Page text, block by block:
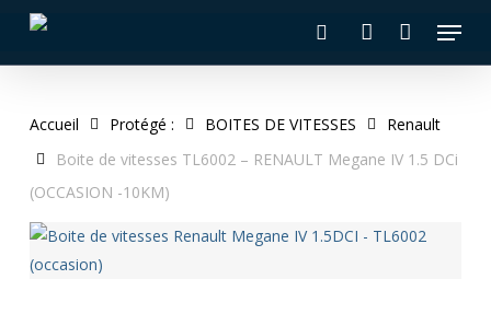
main
Menu
Accueil Protégé : BOITES DE VITESSES
Renault
Boite de vitesses TL6002 – RENAULT Megane IV 1.5 DCi
(OCCASION -10KM)